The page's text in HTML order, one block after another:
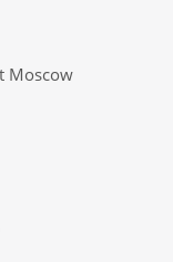
Moscow